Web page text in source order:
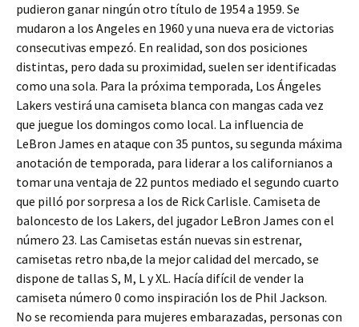
pudieron ganar ningún otro título de 1954 a 1959. Se
mudaron a los Angeles en 1960 y una nueva era de victorias
consecutivas empezó. En realidad, son dos posiciones
distintas, pero dada su proximidad, suelen ser identificadas
como una sola. Para la próxima temporada, Los Ángeles
Lakers vestirá una camiseta blanca con mangas cada vez
que juegue los domingos como local. La influencia de
LeBron James en ataque con 35 puntos, su segunda máxima
anotación de temporada, para liderar a los californianos a
tomar una ventaja de 22 puntos mediado el segundo cuarto
que pilló por sorpresa a los de Rick Carlisle. Camiseta de
baloncesto de los Lakers, del jugador LeBron James con el
número 23. Las Camisetas están nuevas sin estrenar,
camisetas retro nba,de la mejor calidad del mercado, se
dispone de tallas S, M, L y XL. Hacía difícil de vender la
camiseta número 0 como inspiración los de Phil Jackson.
No se recomienda para mujeres embarazadas, personas con